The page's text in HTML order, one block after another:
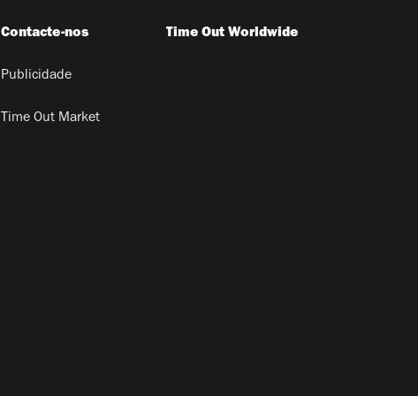
Contacte-nos
Publicidade
Time Out Market
Time Out Worldwide